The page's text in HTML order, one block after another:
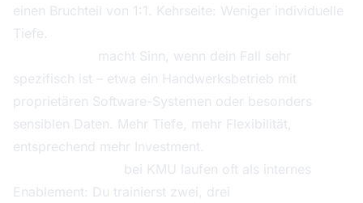
einen Bruchteil von 1:1. Kehrseite: Weniger individuelle
Tiefe.
macht Sinn, wenn dein Fall sehr
spezifisch ist – etwa ein Handwerksbetrieb mit
proprietären Software-Systemen oder besonders
sensiblen Daten. Mehr Tiefe, mehr Flexibilität,
entsprechend mehr Investment.
bei KMU laufen oft als internes
Enablement: Du trainierst zwei, drei